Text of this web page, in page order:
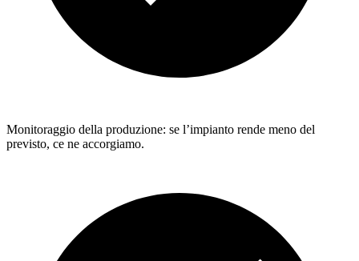
Monitoraggio della produzione: se l’impianto rende meno del
previsto, ce ne accorgiamo.